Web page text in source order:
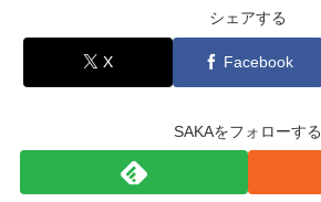
シェアする
X Facebook
SAKAをフォローする